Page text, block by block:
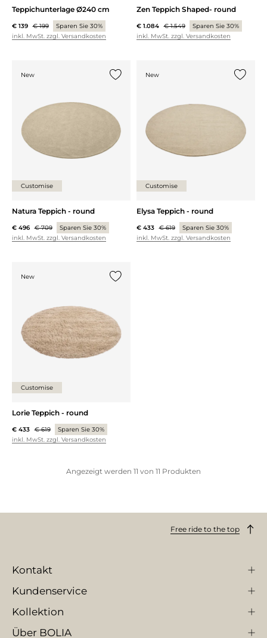
Teppichunterlage Ø240 cm
€ 139 € 199
Sparen Sie 30%
inkl. MwSt. zzgl. Versandkosten
Zen Teppich Shaped- round
€ 1.084 € 1.549
Sparen Sie 30%
inkl. MwSt. zzgl. Versandkosten
New
Customise
Natura Teppich - round
€ 496 € 709
Sparen Sie 30%
inkl. MwSt. zzgl. Versandkosten
New
Customise
Elysa Teppich - round
€ 433 € 619
Sparen Sie 30%
inkl. MwSt. zzgl. Versandkosten
New
Customise
Lorie Teppich - round
€ 433 € 619
Sparen Sie 30%
inkl. MwSt. zzgl. Versandkosten
Angezeigt werden 11 von 11 Produkten
Free ride to the top
Kontakt
Kundenservice
Kollektion
Über BOLIA